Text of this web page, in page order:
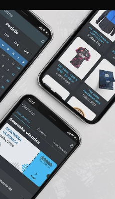
A TIM ČLANSTVO
FK
Stanić (Pejić 89′),